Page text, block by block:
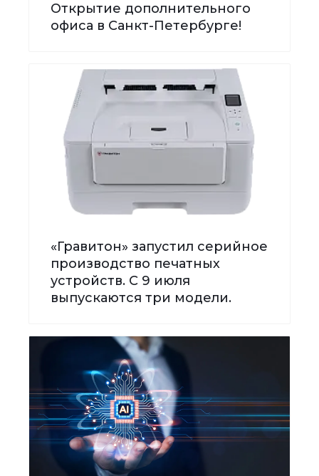
Открытие дополнительного
офиса в Санкт-Петербурге!
«Гравитон» запустил серийное
производство печатных
устройств. С 9 июля
выпускаются три модели.